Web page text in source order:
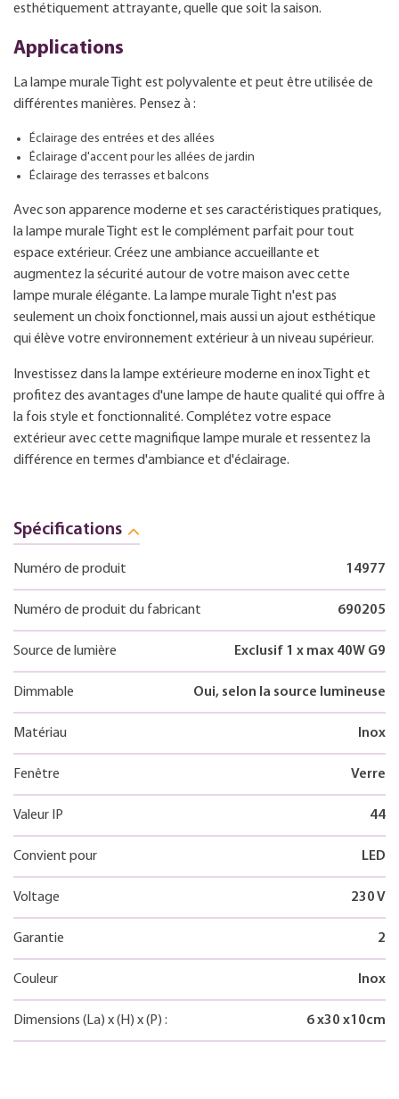
esthétiquement attrayante, quelle que soit la saison.
Applications
La lampe murale Tight est polyvalente et peut être utilisée de
différentes manières. Pensez à :
Éclairage des entrées et des allées
Éclairage d'accent pour les allées de jardin
Éclairage des terrasses et balcons
Avec son apparence moderne et ses caractéristiques pratiques,
la lampe murale Tight est le complément parfait pour tout
espace extérieur. Créez une ambiance accueillante et
augmentez la sécurité autour de votre maison avec cette
lampe murale élégante. La lampe murale Tight n'est pas
seulement un choix fonctionnel, mais aussi un ajout esthétique
qui élève votre environnement extérieur à un niveau supérieur.
Investissez dans la lampe extérieure moderne en inox Tight et
profitez des avantages d'une lampe de haute qualité qui offre à
la fois style et fonctionnalité. Complétez votre espace
extérieur avec cette magnifique lampe murale et ressentez la
différence en termes d'ambiance et d'éclairage.
Spécifications
Numéro de produit 14977
Numéro de produit du fabricant 690205
Source de lumière Exclusif 1 x max 40W G9
Dimmable Oui, selon la source lumineuse
Matériau Inox
Fenêtre Verre
Valeur IP 44
Convient pour LED
Voltage 230 V
Garantie 2
Couleur Inox
Dimensions (La) x(H) x(P) : 6x30 x10cm